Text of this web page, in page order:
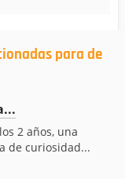
para de
2 años, una
de curiosidad...